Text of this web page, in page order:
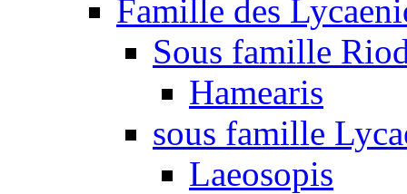
Famille des
Sous famille
Hamearis
sous famille
Laeosopis